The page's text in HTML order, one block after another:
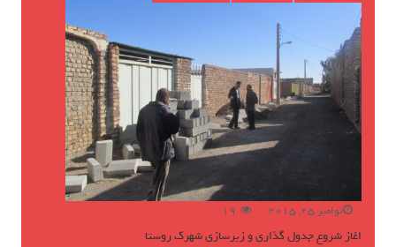
نوامبر 25, 2015 19
اغاز شروع جدول گذاری و زیرسازی شهرک روستا